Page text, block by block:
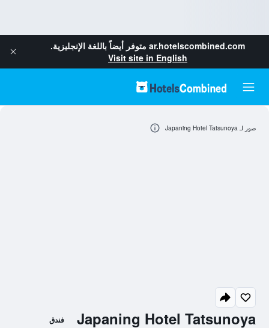
ar.hotelscombined.com متوفر أيضاً باللغة الإنجليزية.
Visit site in English
Japaning Hotel Tatsunoya فندق
صور لـ Japaning Hotel Tatsunoya